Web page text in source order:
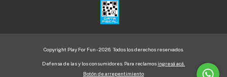
Copyright Play For Fun - 2026. Todos los derechos reservados.
Defensa de las y los consumidores. Para reclamos ingresá acá.
Botón de arrepentimiento